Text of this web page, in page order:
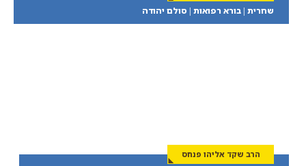
שחרית | בורא רפואות | סולם יהודה
הרב שקד אליהו פנחס